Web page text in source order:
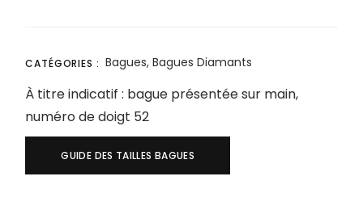
CATÉGORIES : Bagues,Bagues Diamants
À titre indicatif : bague présentée sur main,
numéro de doigt 52
GUIDE DES TAILLES BAGUES